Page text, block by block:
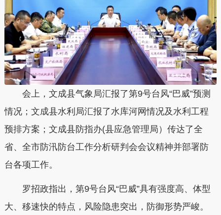
会上， 文成县气象局汇报了第9号台风“巴威”预测
情况； 文成县水利局汇报了水库河网情况及水利工程
预排方案； 文成县防指办(县应急管理局）传达了全
省、全市防汛防台工作分析研判会会议精神并部署防
台各项工作。
罗招政指出，第9号台风“巴威”具有强度高、体型
大、移速快的特点，风险隐患突出，防御形势严峻。